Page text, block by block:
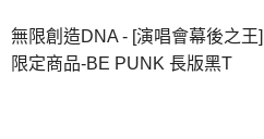
運送方式
全家取貨付款
無限創造DNA - [演唱會幕後之王
限定商品-BE PUNK 長版黑T